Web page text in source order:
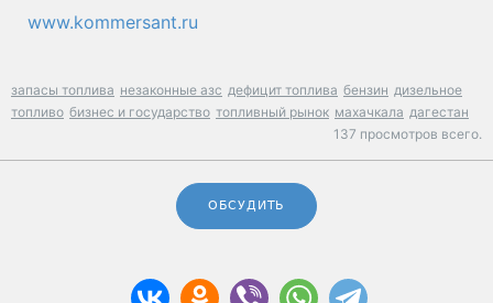
www.kommersant.ru
запасы топлива незаконные азс дефицит топлива бензин дизельное
топливо бизнес и государство топливный рынок махачкала дагестан
137 просмотров всего.
ОБСУДИТЬ